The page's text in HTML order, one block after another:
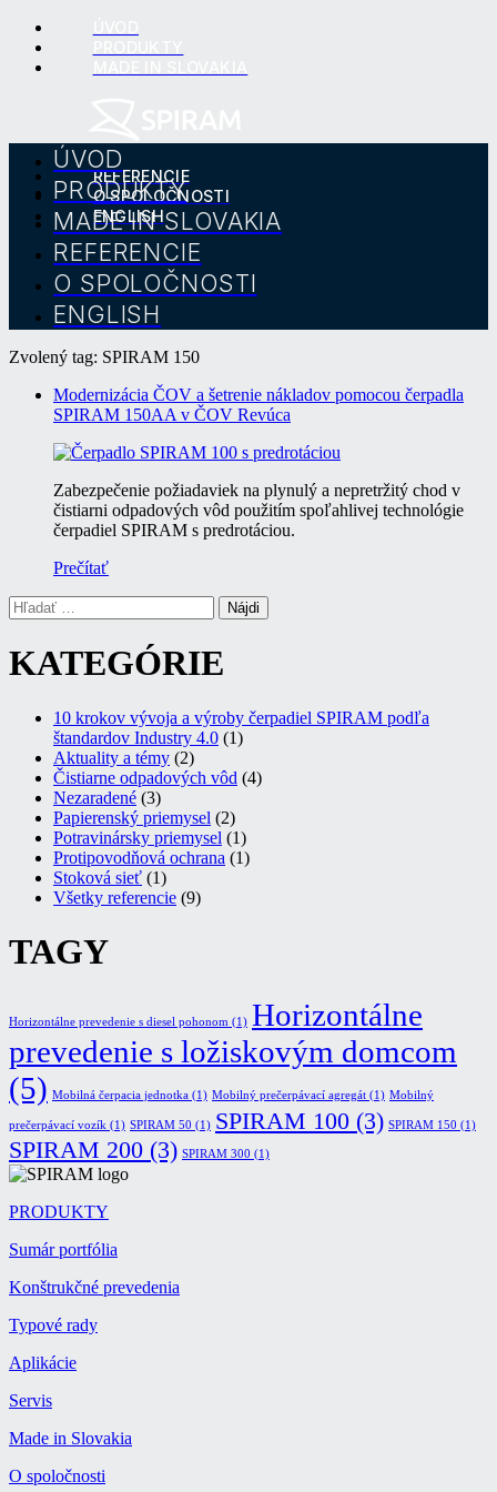
REFERENCIE
O SPOLOČNOSTI
ENGLISH
ÚVOD
PRODUKTY
MADE IN SLOVAKIA
REFERENCIE
O SPOLOČNOSTI
ENGLISH
Zvolený tag: SPIRAM 150
Modernizácia ČOV a šetrenie nákladov pomocou čerpadla
SPIRAM 150AA v ČOV Revúca
Zabezpečenie požiadaviek na plynulý a nepretržitý chod v
čistiarni odpadových vôd použitím spoľahlivej technológie
čerpadiel SPIRAM s predrotáciou.
Prečítať
Hľadať:
KATEGÓRIE
10 krokov vývoja a výroby čerpadiel SPIRAM podľa
štandardov Industry 4.0 (1)
Aktuality a témy (2)
Čistiarne odpadových vôd (4)
Nezaradené (3)
Papierenský priemysel (2)
Potravinársky priemysel (1)
Protipovodňová ochrana (1)
Stoková sieť (1)
Všetky referencie (9)
TAGY
Horizontálne prevedenie s diesel pohonom (1) Horizontálne
prevedenie s ložiskovým domcom
(5) Mobilná čerpacia jednotka (1) Mobilný prečerpávací agregát (1) Mobilný
prečerpávací vozík (1) SPIRAM 50 (1) SPIRAM 100 (3) SPIRAM 150 (1)
SPIRAM 200 (3) SPIRAM 300 (1)
PRODUKTY
Sumár portfólia
Konštrukčné prevedenia
Typové rady
Aplikácie
Servis
Made in Slovakia
O spoločnosti